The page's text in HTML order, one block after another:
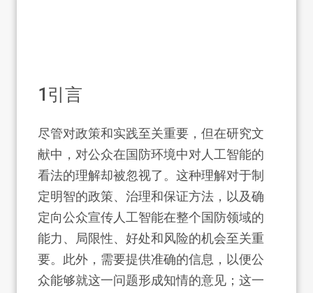
1 引言
尽管对政策和实践至关重要，但在研究文
献中，对公众在国防环境中对人工智能的
看法的理解却被忽视了。这种理解对于制
定明智的政策、治理和保证方法，以及确
定向公众宣传人工智能在整个国防领域的
能力、局限性、好处和风险的机会至关重
要。此外，需要提供准确的信息，以便公
众能够就这一问题形成知情的意见；这一